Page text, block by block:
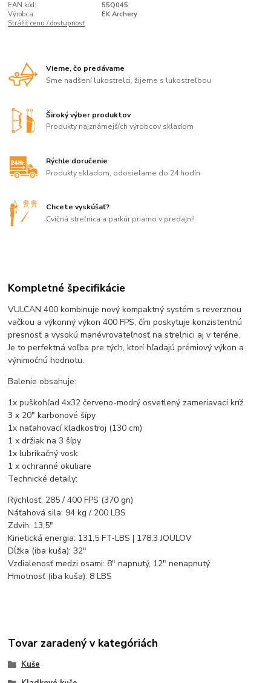
EAN kód:
55Q045
Výrobca:
EK Archery
Strážiť cenu / dostupnosť
Vieme, čo predávame
Sme nadšení lukostrelci, žijeme s lukostreľbou
Široký výber produktov
Produkty najznámejších výrobcov skladom
Rýchle doručenie
Produkty skladom, odosielame do 24 hodín
Chcete vyskúšať?
Cvičná streľnica a parkúr priamo v predajni!
Kompletné špecifikácie
VULCAN 400 kombinuje nový kompaktný systém s reverznou
vačkou a výkonný výkon 400 FPS, čím poskytuje konzistentnú
presnosť a vysokú manévrovateľnosť na strelnici aj v teréne.
Je to perfektná voľba pre tých, ktorí hľadajú prémiový výkon a
výnimočnú hodnotu.
Balenie obsahuje:
1x puškohľad 4x32 červeno-modrý osvetlený zameriavací kríž
3 x 20" karbonové šípy
1x naťahovací kladkostroj (130 cm)
1 x držiak na 3 šípy
1x lubrikačný vosk
1 x ochranné okuliare
Technické detaily:
Rýchlosť: 285 / 400 FPS (370 gn)
Náťahová sila: 94 kg / 200 LBS
Zdvih: 13,5"
Kinetická energia: 131,5 FT-LBS | 178,3 JOULOV
Dĺžka (iba kuša): 32"
Vzdialenosť medzi osami: 8" napnutý, 12" nenapnutý
Hmotnosť (iba kuša): 8 LBS
Tovar zaradený v kategóriách
Kuše